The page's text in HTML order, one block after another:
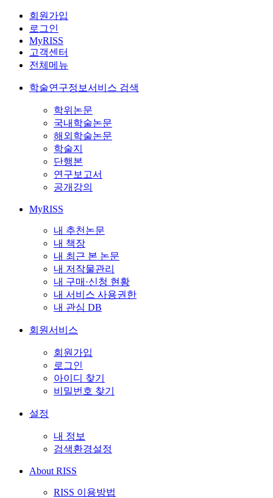
회원가입
로그인
MyRISS
고객센터
전체메뉴
학술연구정보서비스 검색
학위논문
국내학술논문
해외학술논문
학술지
단행본
연구보고서
공개강의
MyRISS
내 추천논문
내 책장
내 최근 본 논문
내 저작물관리
내 구매·신청 현황
내 서비스 사용권한
내 관심 DB
회원서비스
회원가입
로그인
아이디 찾기
비밀번호 찾기
설정
내 정보
검색환경설정
About RISS
RISS 이용방법